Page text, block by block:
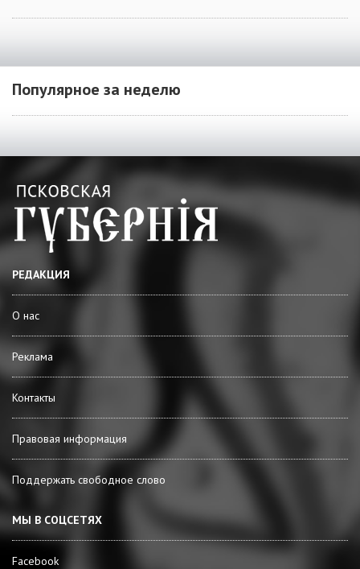
Популярное за неделю
РЕДАКЦИЯ
О нас
Реклама
Контакты
Правовая информация
Поддержать свободное слово
МЫ В СОЦСЕТЯХ
Facebook